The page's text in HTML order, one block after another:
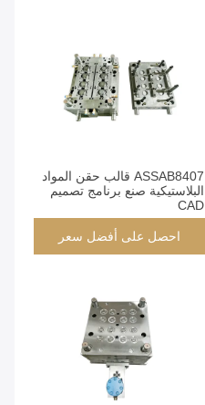
ASSAB8407 قالب حقن المواد
البلاستيكية صنع برنامج تصميم
CAD
احصل على أفضل سعر